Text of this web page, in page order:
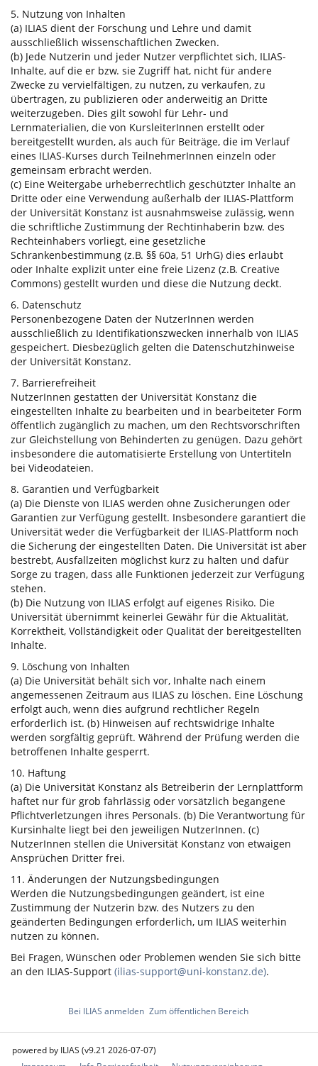
5. Nutzung von Inhalten
(a) ILIAS dient der Forschung und Lehre und damit
ausschließlich wissenschaftlichen Zwecken.
(b) Jede Nutzerin und jeder Nutzer verpflichtet sich, ILIAS-
Inhalte, auf die er bzw. sie Zugriff hat, nicht für andere
Zwecke zu vervielfältigen, zu nutzen, zu verkaufen, zu
übertragen, zu publizieren oder anderweitig an Dritte
weiterzugeben. Dies gilt sowohl für Lehr- und
Lernmaterialien, die von KursleiterInnen erstellt oder
bereitgestellt wurden, als auch für Beiträge, die im Verlauf
eines ILIAS-Kurses durch TeilnehmerInnen einzeln oder
gemeinsam erbracht werden.
(c) Eine Weitergabe urheberrechtlich geschützter Inhalte an
Dritte oder eine Verwendung außerhalb der ILIAS-Plattform
der Universität Konstanz ist ausnahmsweise zulässig, wenn
die schriftliche Zustimmung der Rechtinhaberin bzw. des
Rechteinhabers vorliegt, eine gesetzliche
Schrankenbestimmung (z.B. §§ 60a, 51 UrhG) dies erlaubt
oder Inhalte explizit unter eine freie Lizenz (z.B. Creative
Commons) gestellt wurden und diese die Nutzung deckt.
6. Datenschutz
Personenbezogene Daten der NutzerInnen werden
ausschließlich zu Identifikationszwecken innerhalb von ILIAS
gespeichert. Diesbezüglich gelten die Datenschutzhinweise
der Universität Konstanz.
7. Barrierefreiheit
NutzerInnen gestatten der Universität Konstanz die
eingestellten Inhalte zu bearbeiten und in bearbeiteter Form
öffentlich zugänglich zu machen, um den Rechtsvorschriften
zur Gleichstellung von Behinderten zu genügen. Dazu gehört
insbesondere die automatisierte Erstellung von Untertiteln
bei Videodateien.
8. Garantien und Verfügbarkeit
(a) Die Dienste von ILIAS werden ohne Zusicherungen oder
Garantien zur Verfügung gestellt. Insbesondere garantiert die
Universität weder die Verfügbarkeit der ILIAS-Plattform noch
die Sicherung der eingestellten Daten. Die Universität ist aber
bestrebt, Ausfallzeiten möglichst kurz zu halten und dafür
Sorge zu tragen, dass alle Funktionen jederzeit zur Verfügung
stehen.
(b) Die Nutzung von ILIAS erfolgt auf eigenes Risiko. Die
Universität übernimmt keinerlei Gewähr für die Aktualität,
Korrektheit, Vollständigkeit oder Qualität der bereitgestellten
Inhalte.
9. Löschung von Inhalten
(a) Die Universität behält sich vor, Inhalte nach einem
angemessenen Zeitraum aus ILIAS zu löschen. Eine Löschung
erfolgt auch, wenn dies aufgrund rechtlicher Regeln
erforderlich ist. (b) Hinweisen auf rechtswidrige Inhalte
werden sorgfältig geprüft. Während der Prüfung werden die
betroffenen Inhalte gesperrt.
10. Haftung
(a) Die Universität Konstanz als Betreiberin der Lernplattform
haftet nur für grob fahrlässig oder vorsätzlich begangene
Pflichtverletzungen ihres Personals. (b) Die Verantwortung für
Kursinhalte liegt bei den jeweiligen NutzerInnen. (c)
NutzerInnen stellen die Universität Konstanz von etwaigen
Ansprüchen Dritter frei.
11. Änderungen der Nutzungsbedingungen
Werden die Nutzungsbedingungen geändert, ist eine
Zustimmung der Nutzerin bzw. des Nutzers zu den
geänderten Bedingungen erforderlich, um ILIAS weiterhin
nutzen zu können.
Bei Fragen, Wünschen oder Problemen wenden Sie sich bitte
an den ILIAS-Support (ilias-support@uni-konstanz.de).
Bei ILIAS anmelden Zum öffentlichen Bereich
powered by ILIAS (v9.21 2026-07-07)